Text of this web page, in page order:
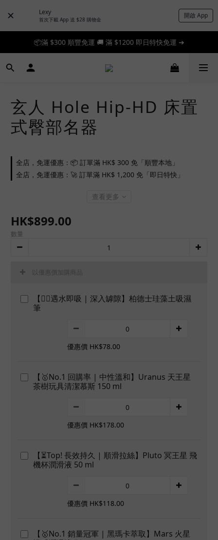
Lexy
首次下載 App 送 $28 購物金 開啟 App
📦滿 $300 順豐免運 🚚 滿 $1200 即日特快免運 ➔
📦滿 $300 順豐免運 🚚 滿 $1200 即日特快免運 ➔
🎉 新人首單享 88 折，快來領券加入！➔
玄人 Hole Hip-HD 床置
式臀部名器
全店，免運優惠：📦 訂單滿 HK$ 300 免「順豐本地」
全店，免運優惠：🚀 訂單滿 HK$ 1,200 免「即日特快」
查看更多
HK$899.00
數量
以優惠價加購商品
【👍🏻遇水即吸 | 深入罅隙】柏德士珪藻土吸濕
筆
優惠價 HK$78.00
【🥇No.1 回購率 | 中性溫和】Uranus 天王星
茶樹玩具清潔慕斯 150 ml
優惠價 HK$178.00
【⏳Top! 長效持久 | 順滑拉絲】Pluto 冥王星 飛
機杯潤滑液 50 ml
優惠價 HK$118.00
【🥇No.1 銷量冠軍 | 黑瑪卡萃取】Mars 火星